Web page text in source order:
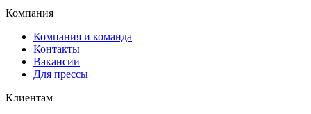
Компания
Компания и команда
Контакты
Вакансии
Для прессы
Клиентам